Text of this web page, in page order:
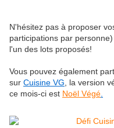
N'hésitez pas à proposer
participations par
l'un des lots proposés!
Vous pouvez également
sur Cuisine VG , la version
ce mois-ci est Noël Végé